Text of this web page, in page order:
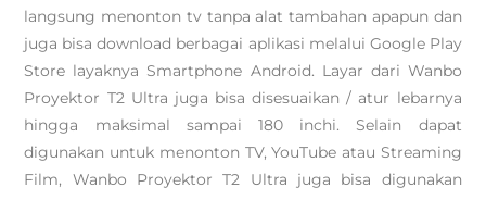
langsung menonton tv tanpa alat tambahan apapun dan
juga bisa download berbagai aplikasi melalui Google Play
Store layaknya Smartphone Android. Layar dari Wanbo
Proyektor T2 Ultra juga bisa disesuaikan / atur lebarnya
hingga maksimal sampai 180 inchi. Selain dapat
digunakan untuk menonton TV, YouTube atau Streaming
Film, Wanbo Proyektor T2 Ultra juga bisa digunakan